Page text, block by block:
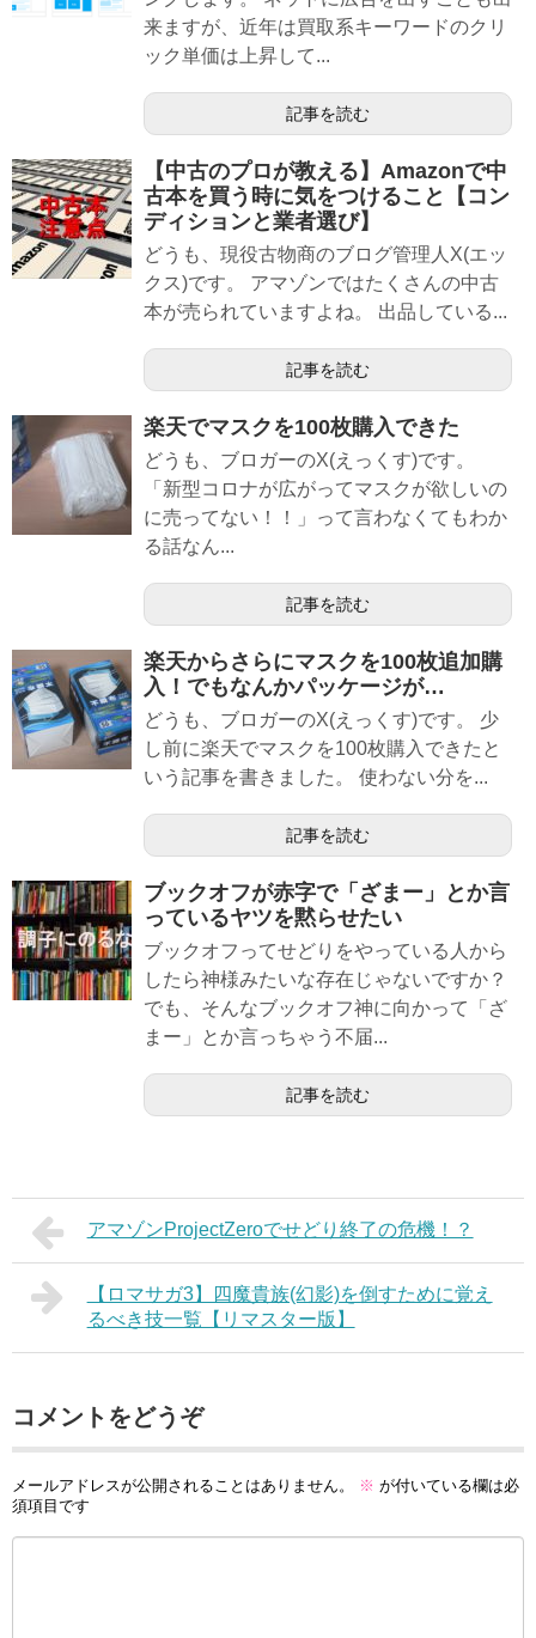
来ますが、近年は買取系キーワードのクリ
ック単価は上昇して...
記事を読む
【中古のプロが教える】Amazonで中
古本を買う時に気をつけること【コン
ディションと業者選び】
どうも、現役古物商のブログ管理人X(エッ
クス)です。 アマゾンではたくさんの中古
本が売られていますよね。 出品している...
記事を読む
楽天でマスクを100枚購入できた
どうも、ブロガーのX(えっくす)です。
「新型コロナが広がってマスクが欲しいの
に売ってない！！」って言わなくてもわか
る話なん...
記事を読む
楽天からさらにマスクを100枚追加購
入！でもなんかパッケージが…
どうも、ブロガーのX(えっくす)です。 少
し前に楽天でマスクを100枚購入できたと
いう記事を書きました。 使わない分を...
記事を読む
ブックオフが赤字で「ざまー」とか言
っているヤツを黙らせたい
ブックオフってせどりをやっている人から
したら神様みたいな存在じゃないですか？
でも、そんなブックオフ神に向かって「ざ
まー」とか言っちゃう不届...
記事を読む
アマゾンProjectZeroでせどり終了の危機！？
【ロマサガ3】四魔貴族(幻影)を倒すために覚え
るべき技一覧【リマスター版】
コメントをどうぞ
メールアドレスが公開されることはありません。 ※ が付いている欄は必
須項目です